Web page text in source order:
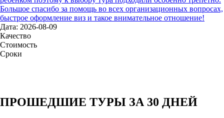
Большое спасибо за помощь во всех организационных вопросах,
быстрое оформление виз и такое внимательное отношение!
Дата: 2026-08-09
Качество
Стоимость
Сроки
ПРОШЕДШИЕ ТУРЫ ЗА 30 ДНЕЙ